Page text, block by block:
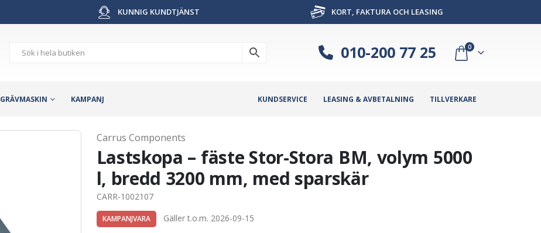
KUNNIG KUNDTJÄNST KORT, FAKTURA OCH LEASING
010-200 77 25 0
GRÄVMASKIN KAMPANJ KUNDSERVICE LEASING & AVBETALNING TILLVERKARE
Carrus Components
Lastskopa – fäste Stor-Stora BM, volym 5000
l, bredd 3200 mm, med sparskär
CARR-1002107
KAMPANJVARA Gäller t.o.m. 2026-09-15